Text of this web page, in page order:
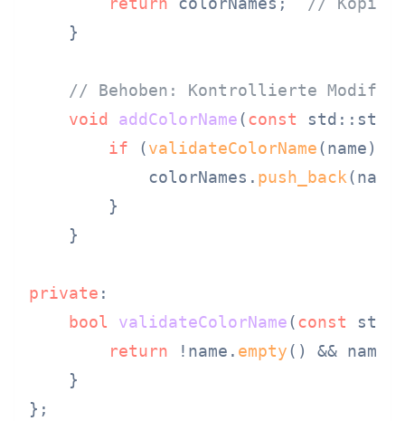
    }
// Behoben: Kontrollierte
void
addColorName(const
if (validateColorName(name))
            colorNames.
push_back
        }
    }
private :
bool
validateColorName(const
return !name. empty() && name.
    }